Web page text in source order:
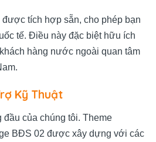
tích hợp sẵn, cho phép bạn
tế. Điều này đặc biệt hữu ích
hàng nước ngoài quan tâm
Kỹ Thuật
đầu của chúng tôi. Theme
BĐS 02 được xây dựng với các